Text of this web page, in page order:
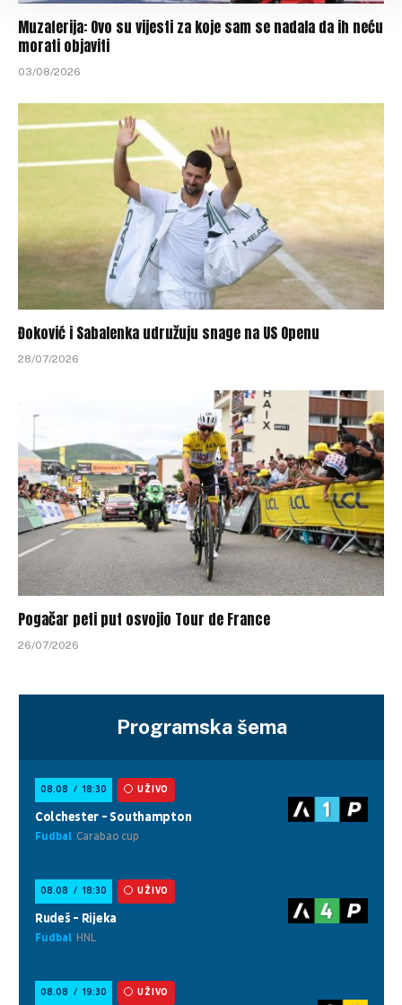
Muzaferija: Ovo su vijesti za koje sam se nadala da ih neću
morati objaviti
03/08/2026
Đoković i Sabalenka udružuju snage na US Openu
28/07/2026
Pogačar peti put osvojio Tour de France
26/07/2026
Programska šema